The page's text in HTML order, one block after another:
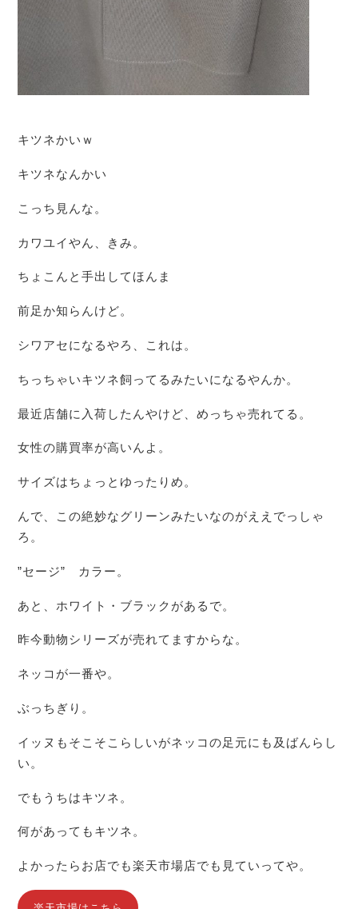
キツネかいｗ
キツネなんかい
こっち見んな。
カワユイやん、きみ。
ちょこんと手出してほんま
前足か知らんけど。
シワアセになるやろ、これは。
ちっちゃいキツネ飼ってるみたいになるやんか。
最近店舗に入荷したんやけど、めっちゃ売れてる。
女性の購買率が高いんよ。
サイズはちょっとゆったりめ。
んで、この絶妙なグリーンみたいなのがええでっしゃ
ろ。
”セージ” カラー。
あと、ホワイト・ブラックがあるで。
昨今動物シリーズが売れてますからな。
ネッコが一番や。
ぶっちぎり。
イッヌもそこそこらしいがネッコの足元にも及ばんらし
い。
でもうちはキツネ。
何があってもキツネ。
よかったらお店でも楽天市場店でも見ていってや。